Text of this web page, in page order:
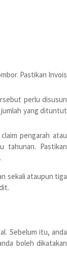
Pastikan Invois
perlu disusun
yang dituntut
pengarah atau
tahunan. Pastikan
sekali ataupun tiga
Sebelum itu, anda
boleh dikatakan